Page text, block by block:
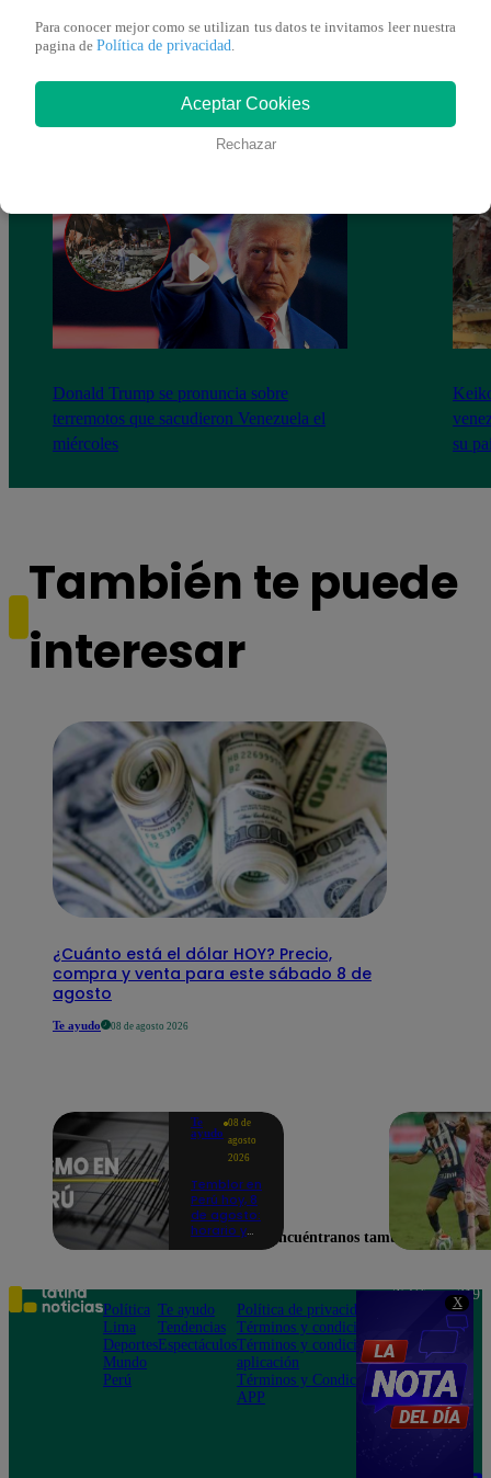
X
Donald Trump se pronuncia sobre
terremotos que sacudieron Venezuela el
miércoles
su
También te puede
interesar
¿Cuánto está el dólar HOY? Precio,
compra y venta para este sábado 8 de
agosto
Te ayudo 08 de agosto 2026
Te
ayudo
08 de
agosto
2026
Temblor en
Perú hoy, 8
de agosto:
horario y
según IGP
Para conocer mejor como se utilizan tus datos te invitamos leer nuestra
pagina de Política de privacidad.
Aceptar Cookies
Rechazar
Encuéntranos también en
Política
Lima
Deportes
Mundo
Perú
Te ayudo
Tendencias
Espectáculos
Política de privacidad
Términos y condiciones
Términos y condiciones
aplicación
Términos y Condiciones
APP
Teléfono: 219
Av. San
Felipe 968
Jesús María